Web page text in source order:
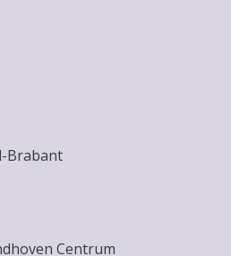
Brabant
Centrum